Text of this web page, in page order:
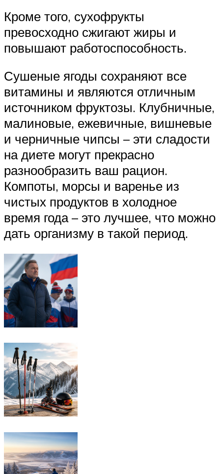
Кроме того, сухофрукты
превосходно сжигают жиры и
повышают работоспособность.
Сушеные ягоды сохраняют все
витамины и являются отличным
источником фруктозы. Клубничные,
малиновые, ежевичные, вишневые
и черничные чипсы – эти сладости
на диете могут прекрасно
разнообразить ваш рацион.
Компоты, морсы и варенье из
чистых продуктов в холодное
время года – это лучшее, что можно
дать организму в такой период.